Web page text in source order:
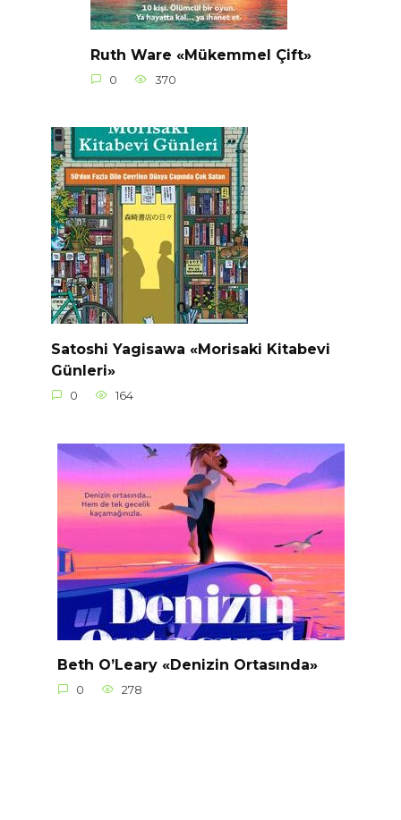
Ruth Ware «Mükemmel Çift»
0 370
Satoshi Yagisawa «Morisaki Kitabevi
Günleri»
0 164
Beth O’Leary «Denizin Ortasında»
0 278